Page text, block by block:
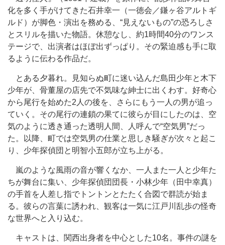
化を多く手がけてきた石井幸一（一徳会／鎌ヶ谷アルトギ
ルド）が脚色・演出を務める、“見えないもの”の恐ろしさ
とスリルを描いた物語。休憩なし、約1時間40分のワンス
テージで、出演者はほぼ出ずっぱり。その緊迫感も手に取
るように伝わる作品だ。
とある夕暮れ。見知らぬ町に迷い込んだ島田少年と木下
少年が、骨董屋の店先で不気味な紳士に出くわす。好奇心
から尾行を始めた2人の後を、さらにもう一人の男が追っ
ていく。その尾行の連鎖の果てに彼らが目にしたのは、空
気のように透き通った透明人間、人呼んで“空気男”だっ
た。以降、町では空気男の仕業と思しき騒ぎが次々と起こ
り、少年探偵団と明智小五郎が立ち上がる。
嵐のような風雨の音が響くなか、一人また一人と少年た
ちが舞台に集い、少年探偵団団長・小林少年（田中幸真）
の手首を人差し指でトントンとたたく合図で群読が始ま
る。彼らの言葉に誘われ、観客は一気に江戸川乱歩の怪奇
な世界へと入り込む。
キャストは、関西出身者を中心とした10名。事件の謎を